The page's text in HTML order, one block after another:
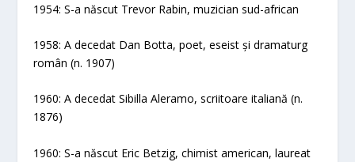
1954: S-a născut Trevor Rabin, muzician sud-african
1958: A decedat Dan Botta, poet, eseist și dramaturg
român (n. 1907)
1960: A decedat Sibilla Aleramo, scriitoare italiană (n.
1876)
1960: S-a născut Eric Betzig, chimist american, laureat